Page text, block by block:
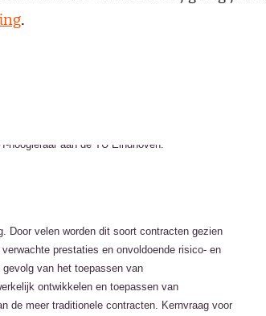
hoogleraar aan de TU Eindhoven.
Door velen worden dit soort contracten gezien
prestaties en onvoldoende risico- en
van het toepassen van
ontwikkelen en toepassen van
de meer traditionele contracten. Kernvraag voor
.